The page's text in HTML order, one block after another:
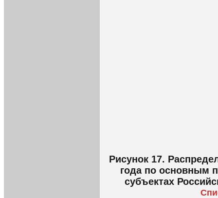
Рисунок 17.
года по основным
субъектах